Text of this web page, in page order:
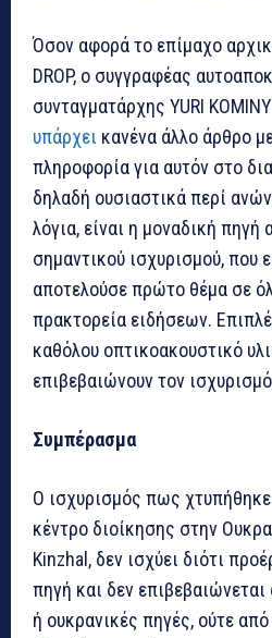
Όσον αφορά το επίμαχο
DROP, ο συγγραφέας
συνταγματάρχης YURI
υπάρχει κανένα άλλο άρθρο
πληροφορία για αυτόν στο
δηλαδή ουσιαστικά περί
λόγια, είναι η μοναδική πηγή
σημαντικού ισχυρισμού, που
αποτελούσε πρώτο θέμα σε
πρακτορεία ειδήσεων.
καθόλου οπτικοακουστικό
επιβεβαιώνουν τον
Συμπέρασμα
Ο ισχυρισμός πως
κέντρο διοίκησης στην
Kinzhal, δεν ισχύει διότι
πηγή και δεν
ή ουκρανικές πηγές, ούτε